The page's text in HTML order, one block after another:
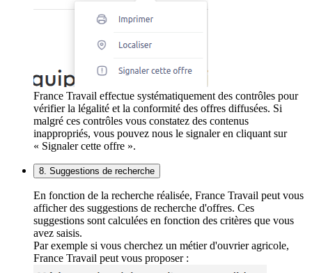
France Travail effectue systématiquement des contrôles pour
vérifier la légalité et la conformité des offres diffusées. Si
malgré ces contrôles vous constatez des contenus
inappropriés, vous pouvez nous le signaler en cliquant sur
« Signaler cette offre ».
8. Suggestions de recherche
En fonction de la recherche réalisée, France Travail peut vous
afficher des suggestions de recherche d'offres. Ces
suggestions sont calculées en fonction des critères que vous
avez saisis.
Par exemple si vous cherchez un métier d'ouvrier agricole,
France Travail peut vous proposer :